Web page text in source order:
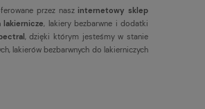
przez nasz internetowy sklep
lakiernicze , lakiery bezbarwne i dodatki
, dzięki którym jesteśmy w stanie
lakierów bezbarwnych do lakierniczych